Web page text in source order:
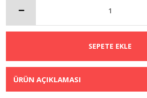
SEPETE EKLE
ÜRÜN AÇIKLAMASI